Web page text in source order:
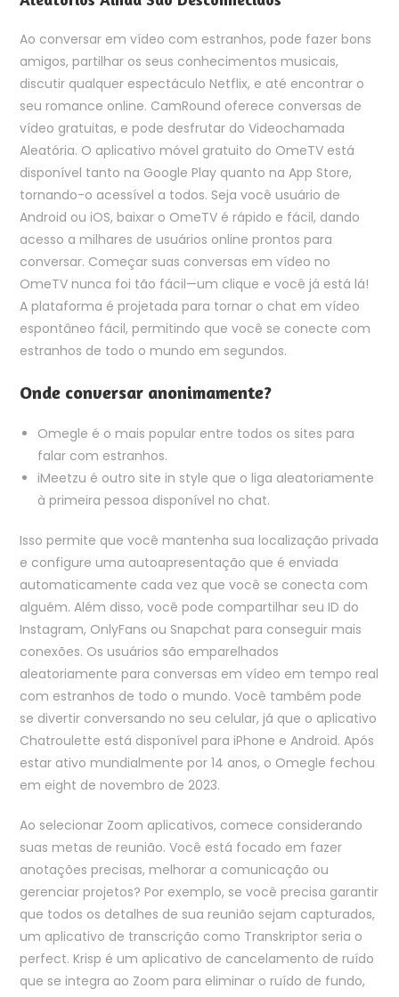
Ao conversar em vídeo com estranhos, pode fazer bons
amigos, partilhar os seus conhecimentos musicais,
discutir qualquer espectáculo Netflix, e até encontrar o
seu romance online. CamRound oferece conversas de
vídeo gratuitas, e pode desfrutar do Videochamada
Aleatória. O aplicativo móvel gratuito do OmeTV está
disponível tanto na Google Play quanto na App Store,
tornando-o acessível a todos. Seja você usuário de
Android ou iOS, baixar o OmeTV é rápido e fácil, dando
acesso a milhares de usuários online prontos para
conversar. Começar suas conversas em vídeo no
OmeTV nunca foi tão fácil—um clique e você já está lá!
A plataforma é projetada para tornar o chat em vídeo
espontâneo fácil, permitindo que você se conecte com
estranhos de todo o mundo em segundos.
Onde conversar anonimamente?
Omegle é o mais popular entre todos os sites para
falar com estranhos.
iMeetzu é outro site in style que o liga aleatoriamente
à primeira pessoa disponível no chat.
Isso permite que você mantenha sua localização privada
e configure uma autoapresentação que é enviada
automaticamente cada vez que você se conecta com
alguém. Além disso, você pode compartilhar seu ID do
Instagram, OnlyFans ou Snapchat para conseguir mais
conexões. Os usuários são emparelhados
aleatoriamente para conversas em vídeo em tempo real
com estranhos de todo o mundo. Você também pode
se divertir conversando no seu celular, já que o aplicativo
Chatroulette está disponível para iPhone e Android. Após
estar ativo mundialmente por 14 anos, o Omegle fechou
em eight de novembro de 2023.
Ao selecionar Zoom aplicativos, comece considerando
suas metas de reunião. Você está focado em fazer
anotações precisas, melhorar a comunicação ou
gerenciar projetos? Por exemplo, se você precisa garantir
que todos os detalhes de sua reunião sejam capturados,
um aplicativo de transcrição como Transkriptor seria o
perfect. Krisp é um aplicativo de cancelamento de ruído
que se integra ao Zoom para eliminar o ruído de fundo,